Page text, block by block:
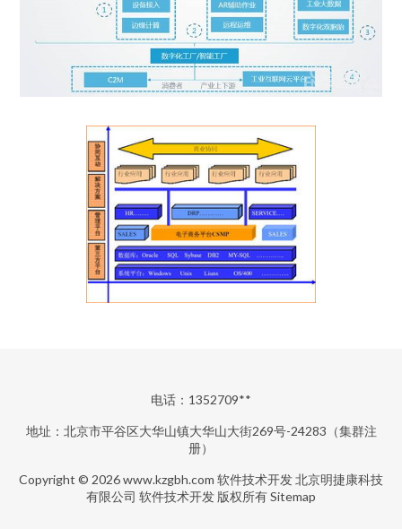
电话：1352709**
地址：北京市平谷区大华山镇大华山大街269号-24283（集群注
册）
Copyright © 2026www.kzgbh.com 软件技术开发北京明捷康科技
有限公司 软件技术开发 版权所有Sitemap